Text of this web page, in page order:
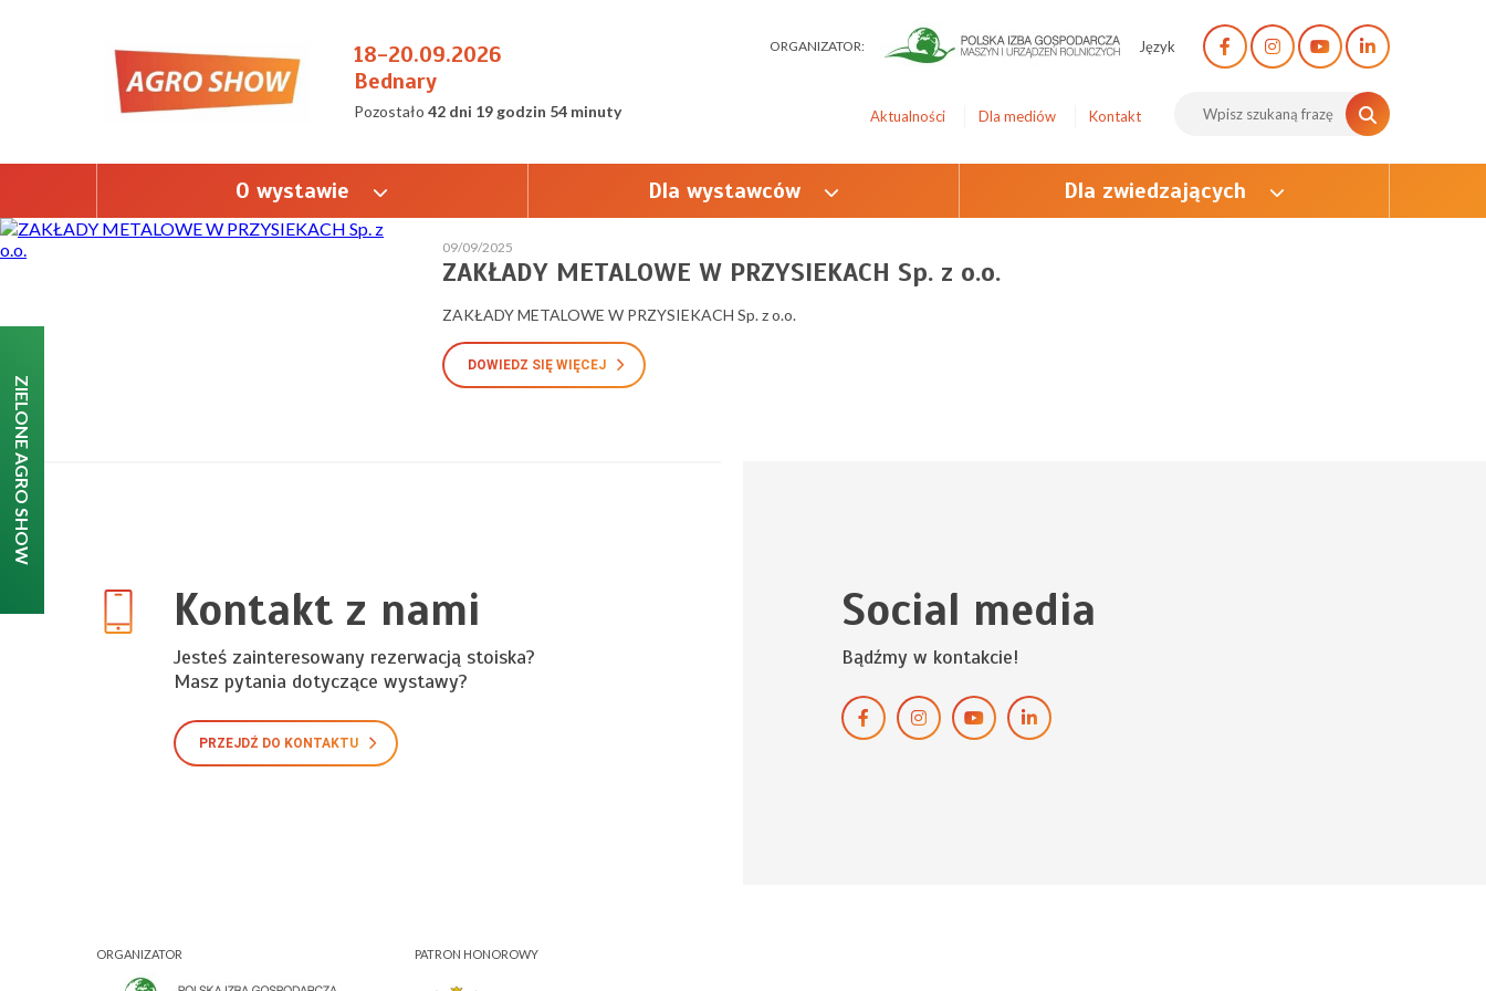
ZIELONE AGRO SHOW
18-20.09.2026
Bednary
Pozostało 42 dni 19 godzin 54 minuty
ORGANIZATOR: Język
Aktualności Dla mediów Kontakt
O wystawie Dla wystawców Dla zwiedzających
09/09/2025
ZAKŁADY METALOWE W PRZYSIEKACH Sp. z o.o.
ZAKŁADY METALOWE W PRZYSIEKACH Sp. z o.o.
DOWIEDZ SIĘ WIĘCEJ
Kontakt z nami
Jesteś zainteresowany rezerwacją stoiska?
Masz pytania dotyczące wystawy?
PRZEJDŹ DO KONTAKTU
Social media
Bądźmy w kontakcie!
ORGANIZATOR PATRON HONOROWY